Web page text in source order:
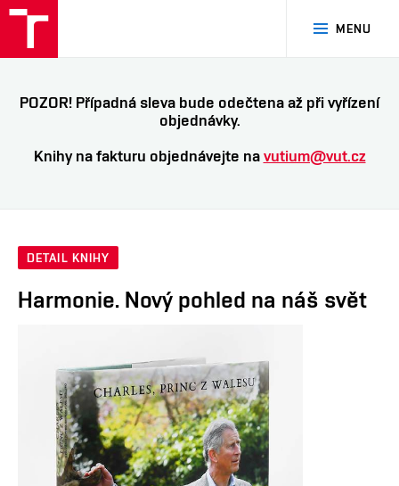
MENU
POZOR! Případná sleva bude odečtena až při vyřízení
objednávky.
Knihy na fakturu objednávejte navutium@vut.cz
DETAIL KNIHY
Harmonie. Nový pohled na náš svět